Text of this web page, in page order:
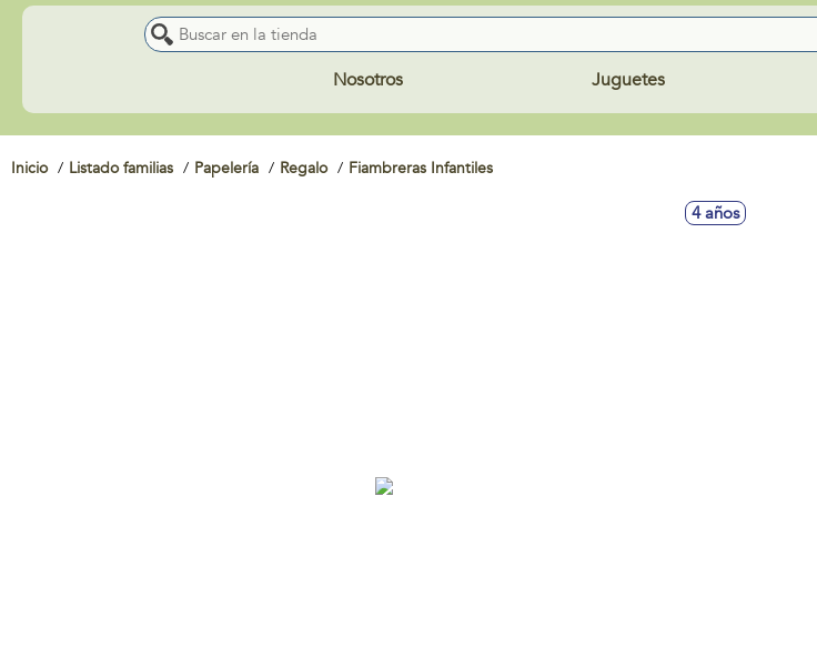
Nosotros Juguetes
Inicio Listado familias Papelería Regalo Fiambreras Infantiles
4 años